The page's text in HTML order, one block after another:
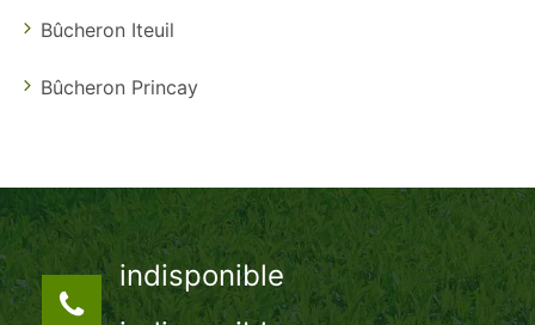
Bûcheron Iteuil
Bûcheron Princay
indisponible